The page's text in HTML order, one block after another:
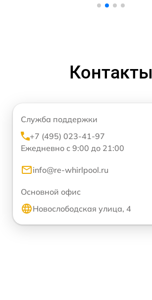
Контакты
Служба поддержки
+7 (495) 023-41-97
Ежедневно с 9:00 до 21:00
info@re-whirlpool.ru
Основной офис
Новослободская улица, 4